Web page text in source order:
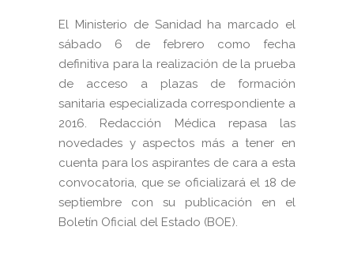
El Ministerio de Sanidad ha marcado el
sábado 6 de febrero como fecha
definitiva para la realización de la prueba
de acceso a plazas de formación
sanitaria especializada correspondiente a
2016. Redacción Médica repasa las
novedades y aspectos más a tener en
cuenta para los aspirantes de cara a esta
convocatoria, que se oficializará el 18 de
septiembre con su publicación en el
Boletín Oficial del Estado (BOE).